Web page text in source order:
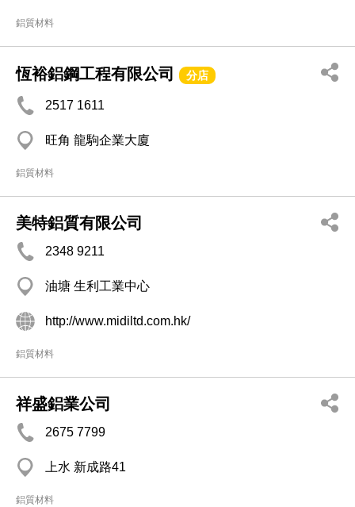
鋁質材料
恆裕鋁鋼工程有限公司 分店
2517 1611
旺角 龍駒企業大廈
鋁質材料
美特鋁質有限公司
2348 9211
油塘 生利工業中心
http://www.midiltd.com.hk/
鋁質材料
祥盛鋁業公司
2675 7799
上水 新成路41
鋁質材料